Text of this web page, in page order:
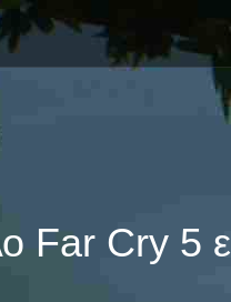
Cry 5